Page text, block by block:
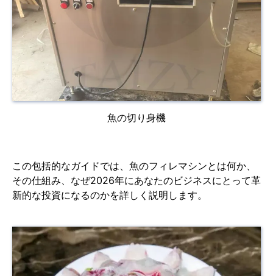
魚の切り身機
この包括的なガイドでは、魚のフィレマシンとは何か、
その仕組み、なぜ2026年にあなたのビジネスにとって革
新的な投資になるのかを詳しく説明します。